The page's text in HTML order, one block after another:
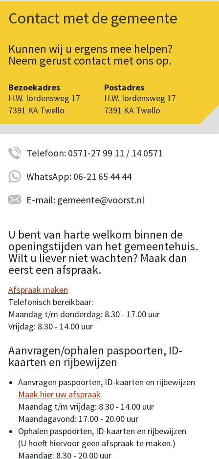
Contact met de gemeente
Kunnen wij u ergens mee helpen?
Neem gerust contact met ons op.
Bezoekadres
H.W. Iordensweg 17
7391 KA Twello
Postadres
H.W. Iordensweg 17
7391 KA Twello
Telefoon: 0571-27 99 11 / 14 0571
WhatsApp: 06-21 65 44 44
E-mail: gemeente@voorst.nl
U bent van harte welkom binnen de
openingstijden van het gemeentehuis.
Wilt u liever niet wachten? Maak dan
eerst een afspraak.
Afspraak maken
Telefonisch bereikbaar:
Maandag t/m donderdag: 8.30 - 17.00 uur
Vrijdag: 8.30 - 14.00 uur
Aanvragen/ophalen paspoorten, ID-
kaarten en rijbewijzen
Aanvragen paspoorten, ID-kaarten en rijbewijzen
Maak hier uw afspraak
Maandag t/m vrijdag: 8.30 - 14.00 uur
Maandagavond: 17.00 - 20.00 uur
Ophalen paspoorten, ID-kaarten en rijbewijzen
(U hoeft hiervoor geen afspraak te maken.)
Maandag: 8.30 - 20.00 uur